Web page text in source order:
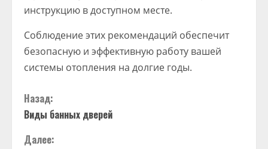
инструкцию в доступном месте.
Соблюдение этих рекомендаций обеспечит
безопасную и эффективную работу вашей
системы отопления на долгие годы.
Назад:
Виды банных дверей
Далее: